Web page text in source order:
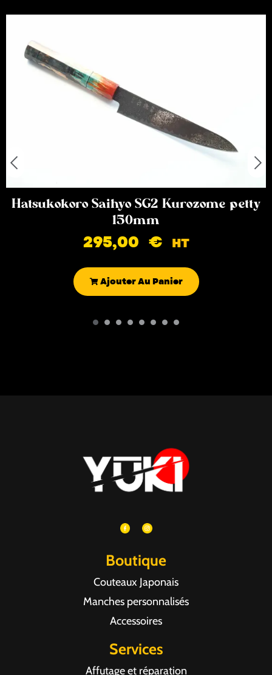
Hatsukokoro Saihyo SG2 Kurozome petty
150mm
295,00 € HT
Ajouter Au Panier
Boutique
Couteaux Japonais
Manches personnalisés
Accessoires
Services
Affutage et réparation